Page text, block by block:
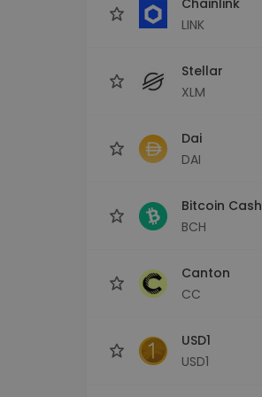
LINK
Stellar
XLM
Dai
DAI
Bitcoin Cash
BCH
Canton
CC
USD1
USD1